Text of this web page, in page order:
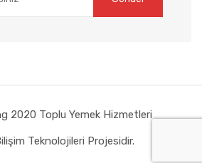
2020 Toplu Yemek Hizmetleri
Teknolojileri Projesidir.